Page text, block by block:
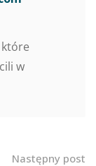
w
Następny post